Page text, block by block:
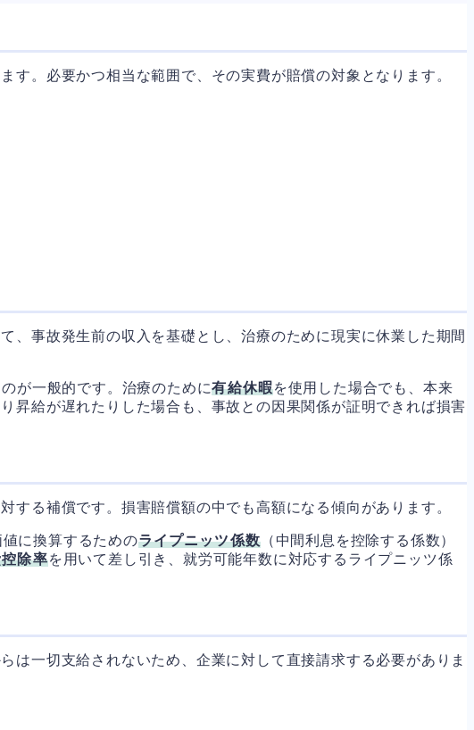
。必要かつ相当な範囲で、その実費が賠償の対象となります。
、事故発生前の収入を基礎とし、治療のために現実に休業した期間
が一般的です。治療のために有給休暇を使用した場合でも、本来
昇給が遅れたりした場合も、事故との因果関係が証明できれば損害
る補償です。損害賠償額の中でも高額になる傾向があります。
に換算するためのライプニッツ係数（中間利息を控除する係数）
除率を用いて差し引き、就労可能年数に対応するライプニッツ係
は一切支給されないため、企業に対して直接請求する必要がありま